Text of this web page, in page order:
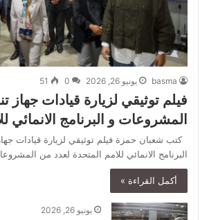
basma يونيو 26, 2026 0
51
فيلم توثيقي لزيارة قيادات جهاز
المشروعات و البرنامج الانمائي
كتب شعبان حمزة فيلم توثيقي لزيارة قيادات
البرنامج الانمائي للامم المتحدة لعدد من
أكمل القراءة »
يونيو 26, 2026